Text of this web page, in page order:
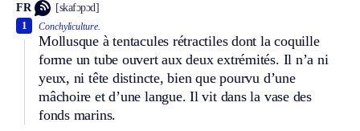
FR [skafɔpɔd]
Conchyliculture.
Mollusque à tentacules rétractiles dont la coquille
forme un tube ouvert aux deux extrémités. Il n’a ni
yeux, ni tête distincte, bien que pourvu d’une
mâchoire et d’une langue. Il vit dans la vase des
fonds marins.
1